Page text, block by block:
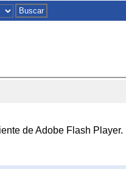
de Adobe Flash Player.